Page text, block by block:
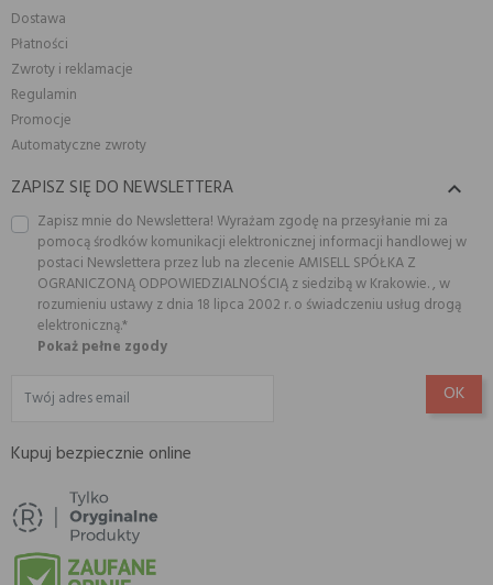
Dostawa
Płatności
Zwroty i reklamacje
Regulamin
Promocje
Automatyczne zwroty
ZAPISZ SIĘ DO NEWSLETTERA 
Zapisz mnie do Newslettera! Wyrażam zgodę na przesyłanie mi za
pomocą środków komunikacji elektronicznej informacji handlowej w
postaci Newslettera przez lub na zlecenie AMISELL SPÓŁKA Z
OGRANICZONĄ ODPOWIEDZIALNOŚCIĄ z siedzibą w Krakowie. , w
rozumieniu ustawy z dnia 18 lipca 2002 r. o świadczeniu usług drogą
elektroniczną.*
Pokaż pełne zgody
Kupuj bezpiecznie online